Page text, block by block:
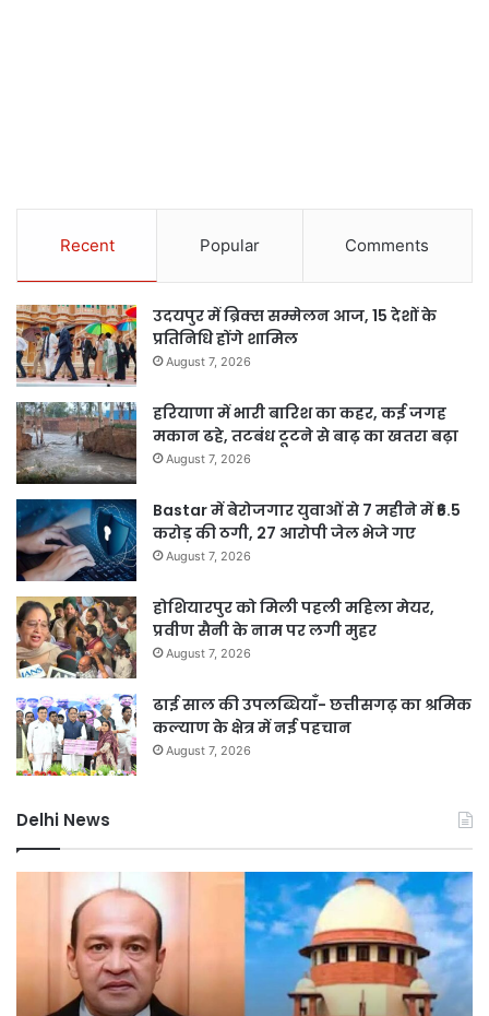
Recent Popular Comments
उदयपुर में ब्रिक्स सम्मेलन आज, 15 देशों के
प्रतिनिधि होंगे शामिल
August 7, 2026
हरियाणा में भारी बारिश का कहर, कई जगह
मकान ढहे, तटबंध टूटने से बाढ़ का खतरा बढ़ा
August 7, 2026
Bastar में बेरोजगार युवाओं से 7 महीने में ₹6.5
करोड़ की ठगी, 27 आरोपी जेल भेजे गए
August 7, 2026
होशियारपुर को मिली पहली महिला मेयर,
प्रवीण सैनी के नाम पर लगी मुहर
August 7, 2026
ढाई साल की उपलब्धियाँ- छत्तीसगढ़ का श्रमिक
कल्याण के क्षेत्र में नई पहचान
August 7, 2026
Delhi News
हेतु